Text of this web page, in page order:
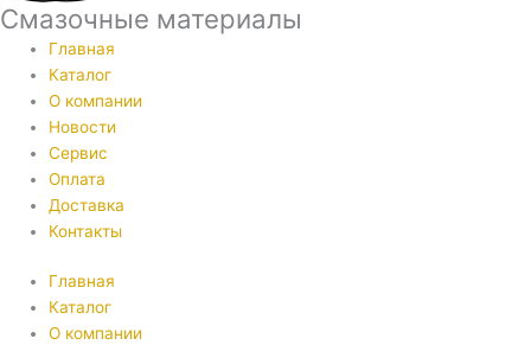
Смазочные материалы
Главная
Каталог
О компании
Новости
Сервис
Оплата
Доставка
Контакты
Главная
Каталог
О компании